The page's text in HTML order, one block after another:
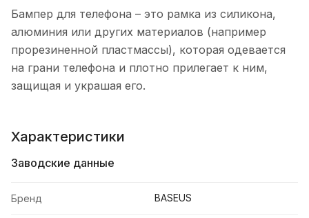
Бампер для телефона – это рамка из силикона,
алюминия или других материалов (например
прорезиненной пластмассы), которая одевается
на грани телефона и плотно прилегает к ним,
защищая и украшая его.
Характеристики
Заводские данные
Бренд BASEUS